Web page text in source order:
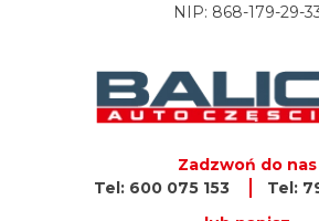
NIP: 868-179-29-
Zadzwoń do nas
Tel: 600 075 153
Tel: